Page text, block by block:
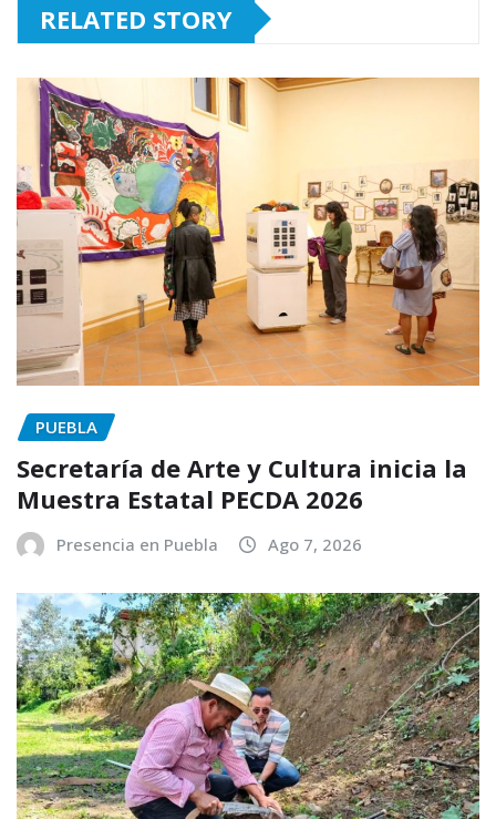
RELATED STORY
PUEBLA
Secretaría de Arte y Cultura inicia la
Muestra Estatal PECDA 2026
Presencia en Puebla Ago 7, 2026